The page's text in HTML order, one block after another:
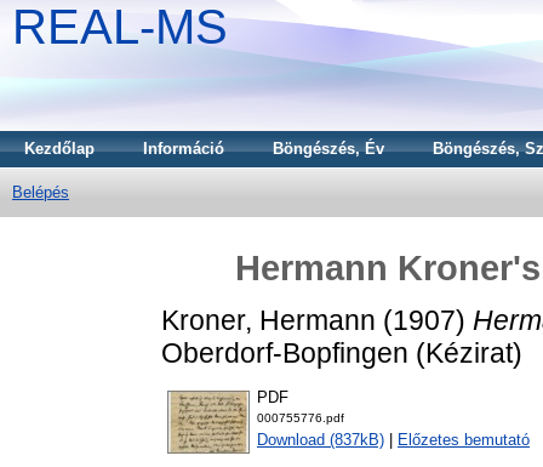
REAL-MS
Kezdőlap Információ Böngészés, Év Böngészés,
Belépés
Hermann
Kroner, Hermann (1907)
Oberdorf-Bopfingen (Kézirat)
PDF
000755776.pdf
Download (837kB) Előzetes bemutató